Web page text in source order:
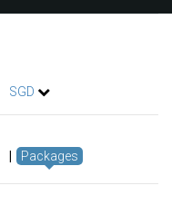
SGD
Packages